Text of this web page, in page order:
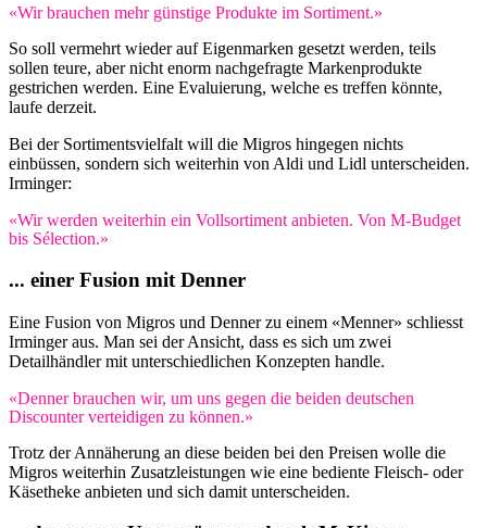
«Wir brauchen mehr günstige Produkte im Sortiment.»
So soll vermehrt wieder auf Eigenmarken gesetzt werden, teils
sollen teure, aber nicht enorm nachgefragte Markenprodukte
gestrichen werden. Eine Evaluierung, welche es treffen könnte,
laufe derzeit.
Bei der Sortimentsvielfalt will die Migros hingegen nichts
einbüssen, sondern sich weiterhin von Aldi und Lidl unterscheiden.
Irminger:
«Wir werden weiterhin ein Vollsortiment anbieten. Von M-Budget
bis Sélection.»
... einer Fusion mit Denner
Eine Fusion von Migros und Denner zu einem «Menner» schliesst
Irminger aus. Man sei der Ansicht, dass es sich um zwei
Detailhändler mit unterschiedlichen Konzepten handle.
«Denner brauchen wir, um uns gegen die beiden deutschen
Discounter verteidigen zu können.»
Trotz der Annäherung an diese beiden bei den Preisen wolle die
Migros weiterhin Zusatzleistungen wie eine bediente Fleisch- oder
Käsetheke anbieten und sich damit unterscheiden.